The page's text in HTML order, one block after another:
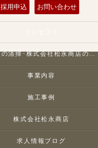
採用申込 お問い合わせ
東京の清掃･株式会社松永商店の評判
事業内容
施工事例
株式会社松永商店
求人情報ブログ